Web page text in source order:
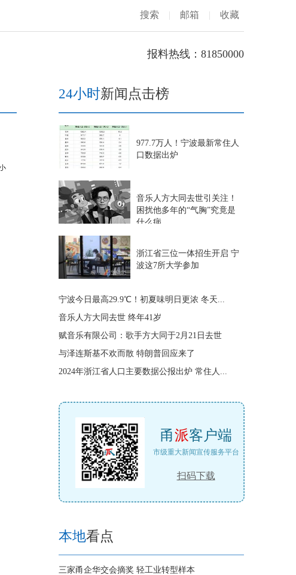
搜索 | 邮箱 | 收藏
报料热线：81850000
24小时新闻点击榜
977.7万人！宁波最新常住人
口数据出炉
音乐人方大同去世引关注！
困扰他多年的“气胸”究竟是
什么病
浙江省三位一体招生开启 宁
波这7所大学参加
宁波今日最高29.9℃！初夏味明日更浓 冬天...
音乐人方大同去世 终年41岁
赋音乐有限公司：歌手方大同于2月21日去世
与泽连斯基不欢而散 特朗普回应来了
2024年浙江省人口主要数据公报出炉 常住人...
甬派客户端
市级重大新闻宣传服务平台
扫码下载
本地看点
三家甬企华交会摘奖 轻工业转型样本